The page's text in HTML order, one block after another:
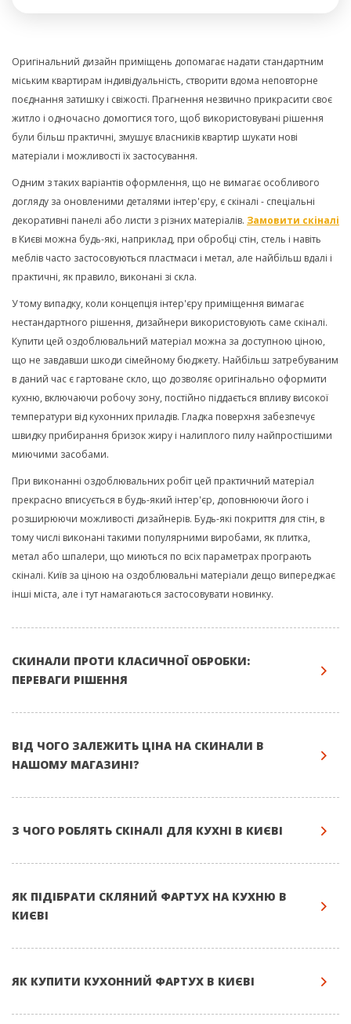
Оригінальний дизайн приміщень допомагає надати стандартним
міським квартирам індивідуальність, створити вдома неповторне
поєднання затишку і свіжості. Прагнення незвично прикрасити своє
житло і одночасно домогтися того, щоб використовувані рішення
були більш практичні, змушує власників квартир шукати нові
матеріали і можливості їх застосування.
Одним з таких варіантів оформлення, що не вимагає особливого
догляду за оновленими деталями інтер'єру, є скіналі - спеціальні
декоративні панелі або листи з різних матеріалів. Замовити скіналі
в Києві можна будь-які, наприклад, при обробці стін, стель і навіть
меблів часто застосовуються пластмаси і метал, але найбільш вдалі і
практичні, як правило, виконані зі скла.
У тому випадку, коли концепція інтер'єру приміщення вимагає
нестандартного рішення, дизайнери використовують саме скіналі.
Купити цей оздоблювальний матеріал можна за доступною ціною,
що не завдавши шкоди сімейному бюджету. Найбільш затребуваним
в даний час є гартоване скло, що дозволяє оригінально оформити
кухню, включаючи робочу зону, постійно піддається впливу високої
температури від кухонних приладів. Гладка поверхня забезпечує
швидку прибирання бризок жиру і налиплого пилу найпростішими
миючими засобами.
При виконанні оздоблювальних робіт цей практичний матеріал
прекрасно вписується в будь-який інтер'єр, доповнюючи його і
розширюючи можливості дизайнерів. Будь-які покриття для стін, в
тому числі виконані такими популярними виробами, як плитка,
метал або шпалери, що миються по всіх параметрах програють
скіналі. Київ за ціною на оздоблювальні матеріали дещо випереджає
інші міста, але і тут намагаються застосовувати новинку.
СКИНАЛИ ПРОТИ КЛАСИЧНОЇ ОБРОБКИ:
ПЕРЕВАГИ РІШЕННЯ
ВІД ЧОГО ЗАЛЕЖИТЬ ЦІНА НА СКИНАЛИ В
НАШОМУ МАГАЗИНІ?
З ЧОГО РОБЛЯТЬ СКІНАЛІ ДЛЯ КУХНІ В КИЄВІ
ЯК ПІДІБРАТИ СКЛЯНИЙ ФАРТУХ НА КУХНЮ В
КИЄВІ
ЯК КУПИТИ КУХОННИЙ ФАРТУХ В КИЄВІ